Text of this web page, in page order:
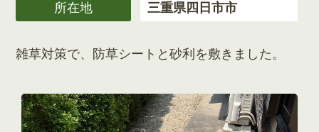
所在地 三重県四日市市
雑草対策で、防草シートと砂利を敷きました。